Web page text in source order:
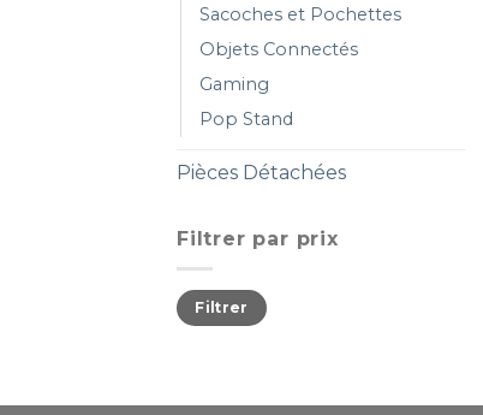
Sacoches et Pochettes
Objets Connectés
Gaming
Pop Stand
Pièces Détachées
Filtrer par prix
Filtrer